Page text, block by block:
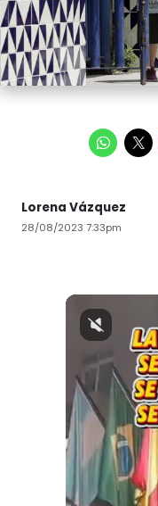
Lorena Vázquez
28/08/2023 7:33pm